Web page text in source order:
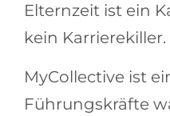
Elternzeit ist ein
kein Karrierekiller.
MyCollective ist
Führungskräfte